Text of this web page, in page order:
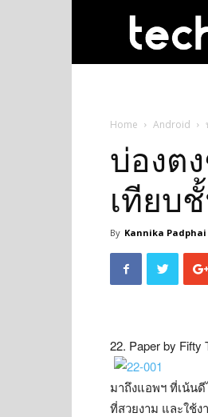
Home Android
บ่องต
เทียบ
By Kannika Padphai
22. Paper by Fifty
มาถึงแอพฯ ที่เน้น
ที่สวยงาม และใช้ง